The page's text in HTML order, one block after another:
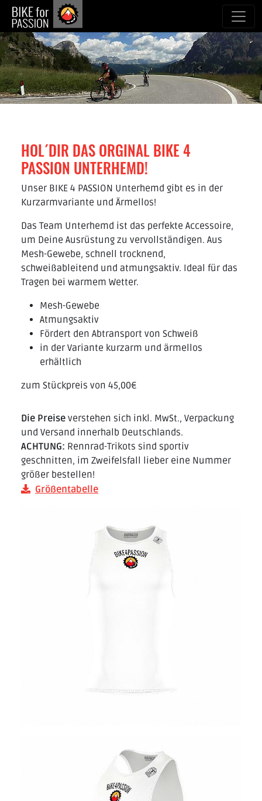
zum Inhalt
HOL´DIR DAS ORGINAL BIKE 4
PASSION UNTERHEMD!
Unser BIKE 4 PASSION Unterhemd gibt es in der
Kurzarmvariante und Ärmellos!
Das Team Unterhemd ist das perfekte Accessoire,
um Deine Ausrüstung zu vervollständigen. Aus
Mesh-Gewebe, schnell trocknend,
schweißableitend und atmungsaktiv. Ideal für das
Tragen bei warmem Wetter.
Mesh-Gewebe
Atmungsaktiv
Fördert den Abtransport von Schweiß
in der Variante kurzarm und ärmellos
erhältlich
zum Stückpreis von 45,00€
Die Preise verstehen sich inkl. MwSt., Verpackung
und Versand innerhalb Deutschlands.
ACHTUNG: Rennrad-Trikots sind sportiv
geschnitten, im Zweifelsfall lieber eine Nummer
größer bestellen!
Größentabelle